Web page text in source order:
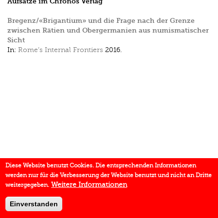
Bregenz/«Brigantium» und die Frage nach der Grenze
zwischen Rätien und Obergermanien aus numismatischer
Sicht
In: Rome’s Internal Frontiers 2016.
Diese Website benutzt Cookies. Die entsprechenden Informationen
werden nur für die Verbesserung der Website benutzt und nicht an Dritte
weitergegeben. Weitere Informationen
Einverstanden